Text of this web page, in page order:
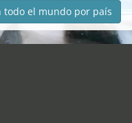
todo el mundo por país